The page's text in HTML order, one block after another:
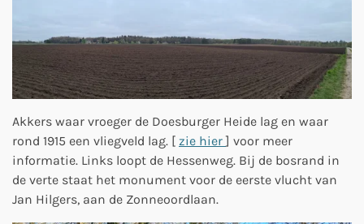
Akkers waar vroeger de Doesburger Heide lag en waar
rond 1915 een vliegveld lag. [ zie hier] voor meer
informatie. Links loopt de Hessenweg. Bij de bosrand in
de verte staat het monument voor de eerste vlucht van
Jan Hilgers, aan de Zonneoordlaan.